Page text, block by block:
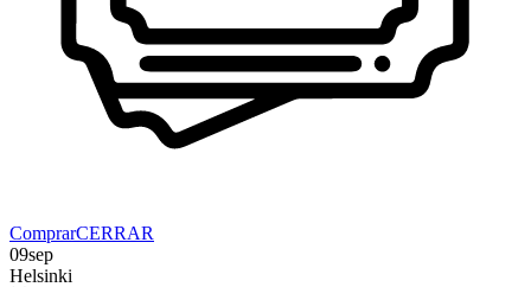
ComprarCERRAR
09sep
Helsinki